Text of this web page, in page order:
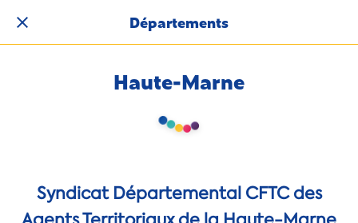
Départements
Haute-Marne
Syndicat Départemental CFTC des